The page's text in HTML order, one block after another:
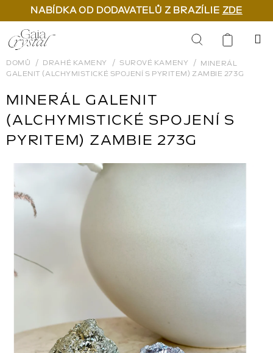
NABÍDKA OD DODAVATELŮ Z BRAZÍLIE ZDE
Přejít
na
obsah
Hledat
DOMŮ DRAHÉ KAMENY SUROVÉ KAMENY
MINERÁL
GALENIT (ALCHYMISTICKÉ SPOJENÍ S PYRITEM) ZAMBIE 273G
MINERÁL GALENIT
(ALCHYMISTICKÉ SPOJENÍ S
PYRITEM) ZAMBIE 273G